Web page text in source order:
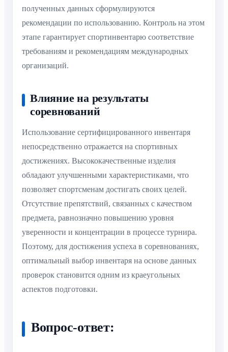
полученных данных сформулируются
рекомендации по использованию. Контроль на этом
этапе гарантирует спортинвентарю соответствие
требованиям и рекомендациям международных
организаций.
Влияние на результаты
соревнований
Использование сертифицированного инвентаря
непосредственно отражается на спортивных
достижениях. Высококачественные изделия
обладают улучшенными характеристиками, что
позволяет спортсменам достигать своих целей.
Отсутствие препятствий, связанных с качеством
предмета, равнозначно повышению уровня
уверенности и концентрации в процессе турнира.
Поэтому, для достижения успеха в соревнованиях,
оптимальный выбор инвентаря на основе данных
проверок становится одним из краеугольных
аспектов подготовки.
Вопрос-ответ: